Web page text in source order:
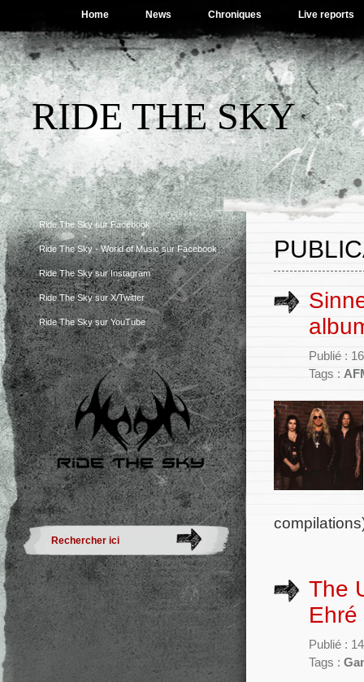
Home News Chroniques Live reports
RIDE THE SKY
Ride The Sky sur Facebook
Ride The Sky - World of Music sur Facebook
Ride The Sky sur Instagram
Ride The Sky sur X/Twitter
Ride The Sky sur YouTube
Publié :
Tags :
The
Publié :
Tags :